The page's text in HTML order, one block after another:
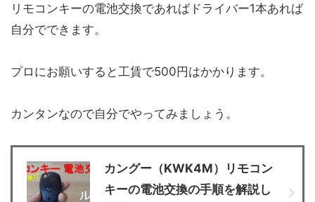
リモコンキーの電池交換であればドライバー1本あれば
自分でできます。
プロにお願いすると工賃で500円はかかります。
カンタンなので自分でやってみましょう。
カングー（KWK4M）リモコン
キーの電池交換の手順を解説し